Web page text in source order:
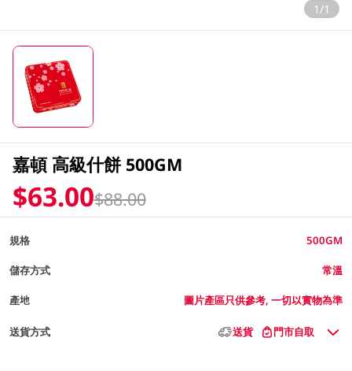
1/1
嘉頓 高級什餅 500GM
$63.00$88.00
規格 500GM
儲存方式 常溫
產地 圖片產區只供參考, 一切以實物為準
送貨方式 送貨 門市自取